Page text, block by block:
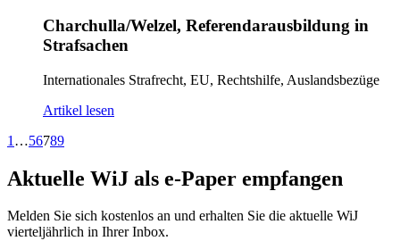
Charchulla/Welzel, Referendarausbildung in
Strafsachen
Internationales Strafrecht, EU, Rechtshilfe, Auslandsbezüge
Artikel lesen
1 …56789
Aktuelle WiJ als e-Paper empfangen
Melden Sie sich kostenlos an und erhalten Sie die aktuelle WiJ
vierteljährlich in Ihrer Inbox.